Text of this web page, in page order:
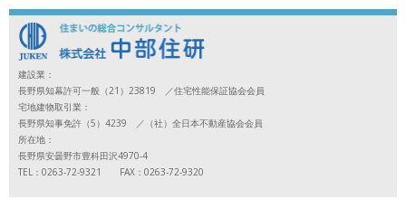
建設業：
長野県知幕許可一般（21）23819 ／住宅性能保証協会会員
宅地建物取引業：
長野県知事免許（5）4239 ／（社）全日本不動産協会会員
所在地：
長野県安曇野市豊科田沢4970-4
TEL：0263-72-9321 FAX：0263-72-9320